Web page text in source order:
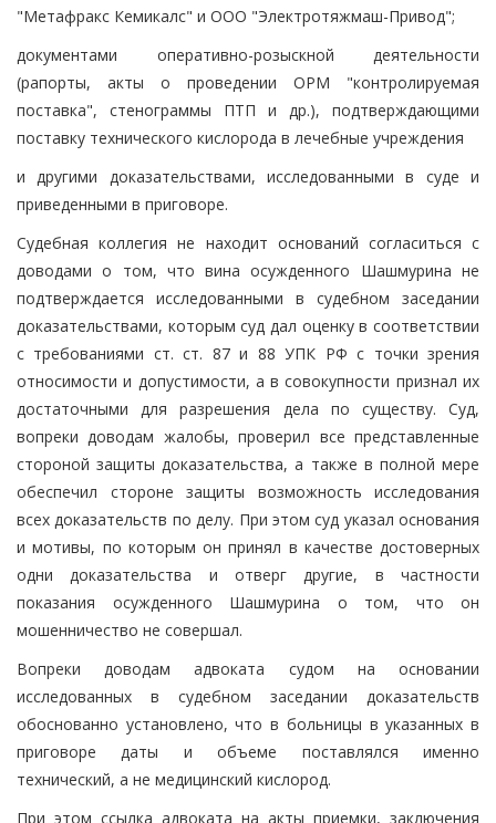
"Метафракс Кемикалс" и ООО "Электротяжмаш-Привод";
документами оперативно-розыскной деятельности
(рапорты, акты о проведении ОРМ "контролируемая
поставка", стенограммы ПТП и др.), подтверждающими
поставку технического кислорода в лечебные учреждения
и другими доказательствами, исследованными в суде и
приведенными в приговоре.
Судебная коллегия не находит оснований согласиться с
доводами о том, что вина осужденного Шашмурина не
подтверждается исследованными в судебном заседании
доказательствами, которым суд дал оценку в соответствии
с требованиями ст. ст. 87 и 88 УПК РФ с точки зрения
относимости и допустимости, а в совокупности признал их
достаточными для разрешения дела по существу. Суд,
вопреки доводам жалобы, проверил все представленные
стороной защиты доказательства, а также в полной мере
обеспечил стороне защиты возможность исследования
всех доказательств по делу. При этом суд указал основания
и мотивы, по которым он принял в качестве достоверных
одни доказательства и отверг другие, в частности
показания осужденного Шашмурина о том, что он
мошенничество не совершал.
Вопреки доводам адвоката судом на основании
исследованных в судебном заседании доказательств
обоснованно установлено, что в больницы в указанных в
приговоре даты и объеме поставлялся именно
технический, а не медицинский кислород.
При этом ссылка адвоката на акты приемки, заключения